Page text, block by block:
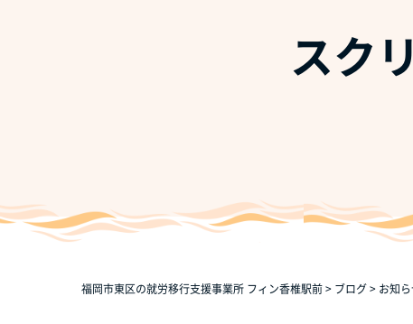
スク
福岡市東区の就労移行支援事業所 フィン香椎駅前> ブログ> お知